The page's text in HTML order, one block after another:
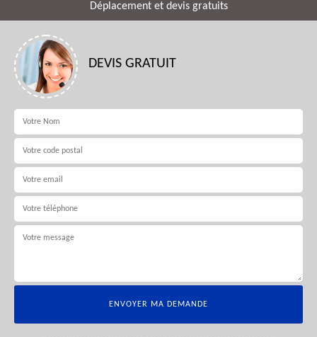
Déplacement et devis gratuits
DEVIS GRATUIT